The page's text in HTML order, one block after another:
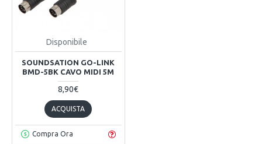
Disponibile
SOUNDSATION GO-LINK
BMD-5BK CAVO MIDI 5M
8,90€
ACQUISTA
Compra Ora